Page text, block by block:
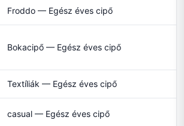
Froddo — Egész éves cipő
Bokacipő — Egész éves cipő
Textíliák — Egész éves cipő
casual — Egész éves cipő